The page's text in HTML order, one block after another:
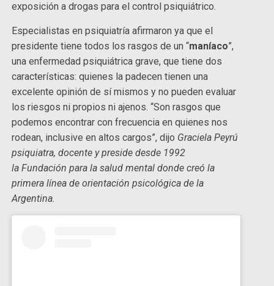
exposición a drogas para el control psiquiátrico.
Especialistas en psiquiatría afirmaron ya que el
presidente tiene todos los rasgos de un “maníaco”,
una enfermedad psiquiátrica grave, que tiene dos
características: quienes la padecen tienen una
excelente opinión de sí mismos y no pueden evaluar
los riesgos ni propios ni ajenos. “Son rasgos que
podemos encontrar con frecuencia en quienes nos
rodean, inclusive en altos cargos”, dijo Graciela Peyrú
psiquiatra, docente y preside desde 1992
la Fundación para la salud mental donde creó la
primera línea de orientación psicológica de la
Argentina.